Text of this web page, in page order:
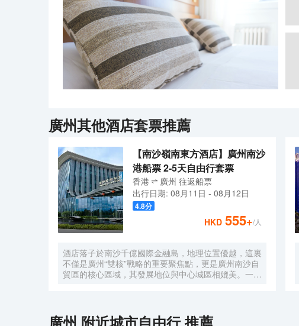
廣州其他酒店套票推薦
【南沙嶺南東方酒店】廣州南沙
港船票 2-5天自由行套票
香港 廣州 往返船票
出行日期: 08月11日 - 08月12日
4.8分
HKD 555+/人
酒店落子於南沙千億國際金融島，地理位置優越，這裏
不僅是廣州“雙核”戰略的重要聚焦點，更是廣州南沙自
貿區的核心區域，其發展地位與中心城區相媲美。一小
含西式願景——Amazing（令人驚歎），
廣州 附近城市自由行 推薦